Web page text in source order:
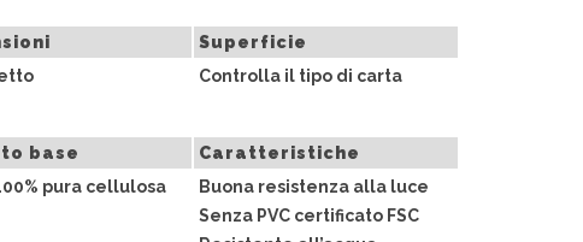
Superficie
Controlla il tipo di carta
base
Caratteristiche
pura cellulosa
Buona resistenza alla luce
Senza PVC certificato FSC